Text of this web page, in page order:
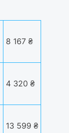
8 167 ₴
4 320 ₴
13 599 ₴